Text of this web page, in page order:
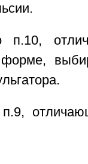
п.10,